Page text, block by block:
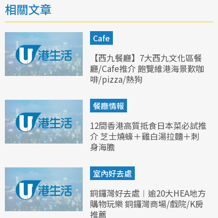
相關文章
Cafe
【西九餐廳】7大西九文化區餐
廳/Cafe推介 飽覽維港海景歎咖
啡/pizza/熱狗
餐廳情報
12間香港高質抵食日本菜必試推
介 芝士燒蠔＋雞白湯拉麵＋刺
身海膽
室內好去處
銅鑼灣好去處︱逾20大HEA地方
購物玩樂 銅鑼灣商場/戲院/K房
推薦